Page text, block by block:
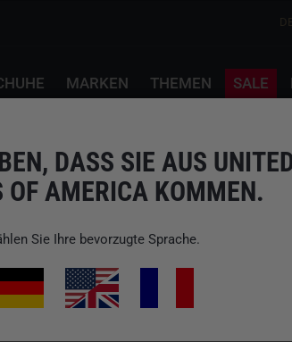
DE
MARKEN THEMEN SALE
DASS SIE AUS
OF AMERICA KOMMEN.
Sie Ihre bevorzugte Sprache.